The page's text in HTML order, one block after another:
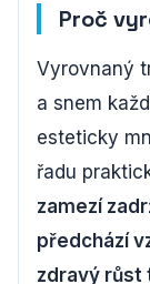
Proč
Vyrovnaný
a snem
esteticky
řadu
zamezí
předchází
zdravý růst